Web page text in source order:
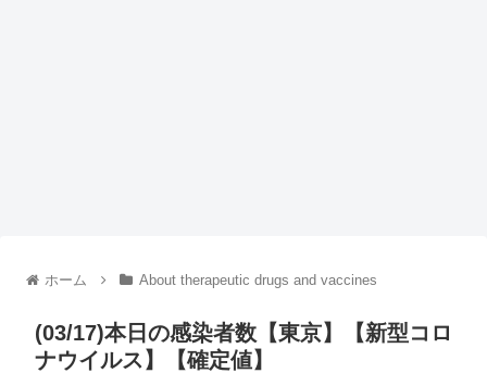
ホーム About therapeutic drugs and vaccines
(03/17)本日の感染者数【東京】【新型コロ
ナウイルス】【確定値】